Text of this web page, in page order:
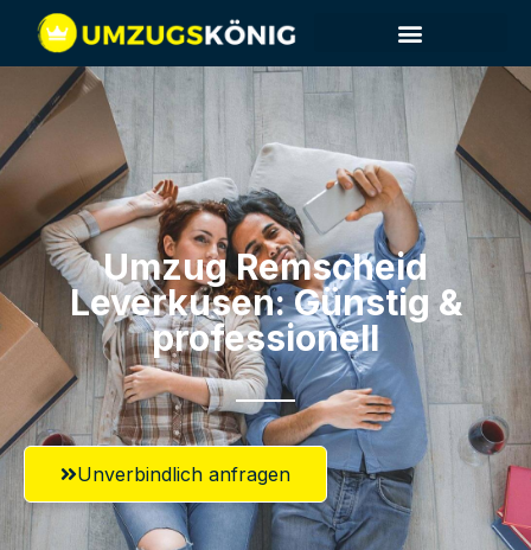
Umzug Remscheid​
Leverkusen: Günstig &
professionell​
Unverbindlich anfragen